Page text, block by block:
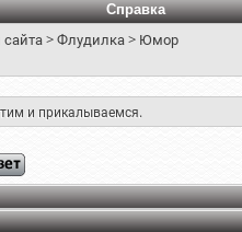
Справка
>Флудилка> Юмор
и прикалываемся.